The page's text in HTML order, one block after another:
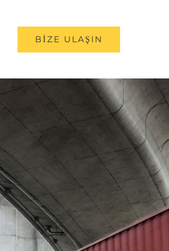
BİZE ULAŞIN